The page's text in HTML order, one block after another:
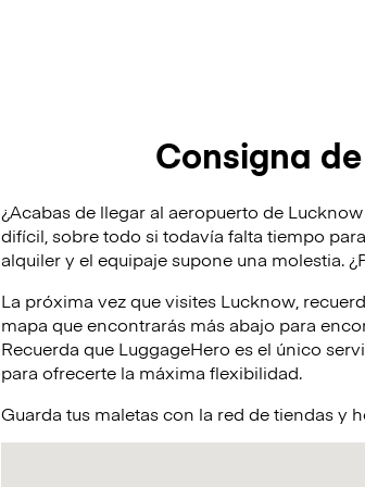
Consigna
¿Acabas de llegar al aeropuerto de
difícil, sobre todo si todavía falta tiempo
alquiler y el equipaje supone una molestia.
La próxima vez que visites Lucknow,
mapa que encontrarás más abajo para
Recuerda que LuggageHero es el único
para ofrecerte la máxima flexibilidad.
Guarda tus maletas con la red de tiendas y